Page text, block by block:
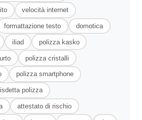
velocità internet
formattazione testo domotica
iliad polizza kasko
polizza cristalli
polizza smartphone
polizza
attestato di rischio